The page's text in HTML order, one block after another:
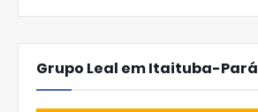
Grupo Leal em Itaituba-Pará